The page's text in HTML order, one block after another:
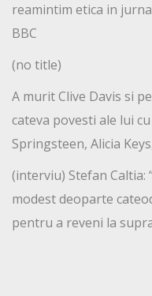
reamintim etica in
BBC
(no title)
A murit Clive Davis si
cateva povesti ale lui
Springsteen, Alicia
(interviu) Stefan Caltia:
modest deoparte
pentru a reveni la